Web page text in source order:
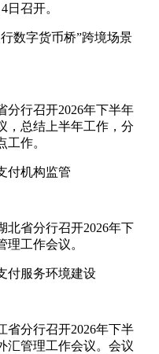
召开。
数字货币桥”跨境场景
分行召开2026年下半年
，总结上半年工作，分
作。
付机构监管
北省分行召开2026年下
工作会议。
付服务环境建设
省分行召开2026年下半
汇管理工作会议。会议